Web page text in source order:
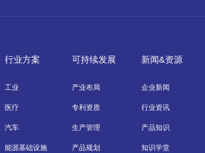
行业方案
工业
医疗
汽车
能源基础设施
可持续发展
产业布局
专利资质
生产管理
产品规划
新闻&资源
企业新闻
行业资讯
产品知识
知识学堂